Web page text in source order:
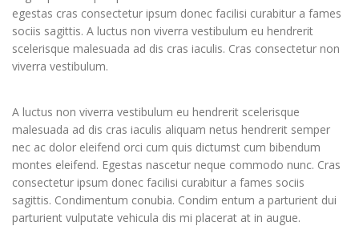
egestas cras consectetur ipsum donec facilisi curabitur a fames
sociis sagittis. A luctus non viverra vestibulum eu hendrerit
scelerisque malesuada ad dis cras iaculis. Cras consectetur non
viverra vestibulum.
A luctus non viverra vestibulum eu hendrerit scelerisque
malesuada ad dis cras iaculis aliquam netus hendrerit semper
nec ac dolor eleifend orci cum quis dictumst cum bibendum
montes eleifend. Egestas nascetur neque commodo nunc. Cras
consectetur ipsum donec facilisi curabitur a fames sociis
sagittis. Condimentum conubia. Condim entum a parturient dui
parturient vulputate vehicula dis mi placerat at in augue.